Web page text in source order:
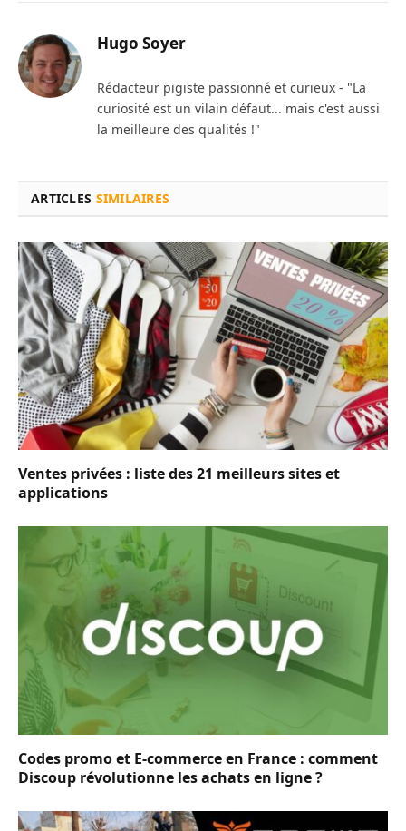
Hugo Soyer
Rédacteur pigiste passionné et curieux - "La
curiosité est un vilain défaut... mais c'est aussi
la meilleure des qualités !"
ARTICLES SIMILAIRES
Ventes privées : liste des 21 meilleurs sites et
applications
Codes promo et E-commerce en France : comment
Discoup révolutionne les achats en ligne ?